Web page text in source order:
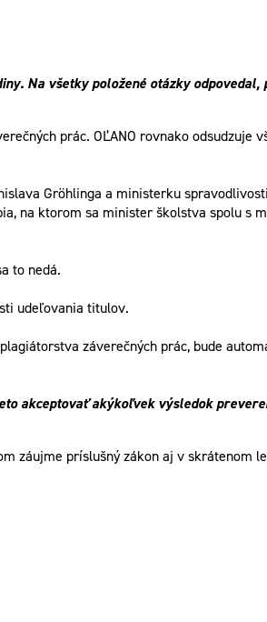
Na všetky položené otázky odpovedal,
prác. OĽANO rovnako odsudzuje
Gröhlinga a ministerku
na ktorom sa minister školstva spolu s
to nedá.
udeľovania titulov.
záverečných prác, bude
akceptovať akýkoľvek výsledok
záujme príslušný zákon aj v skrátenom